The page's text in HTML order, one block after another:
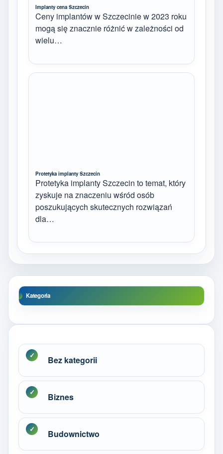
Implanty cena Szczecin
Ceny implantów w Szczecinie w 2023 roku
mogą się znacznie różnić w zależności od
wielu…
Protetyka implanty Szczecin
Protetyka implanty Szczecin to temat, który
zyskuje na znaczeniu wśród osób
poszukujących skutecznych rozwiązań
dla…
Kategoria
Bez kategorii
Biznes
Budownictwo